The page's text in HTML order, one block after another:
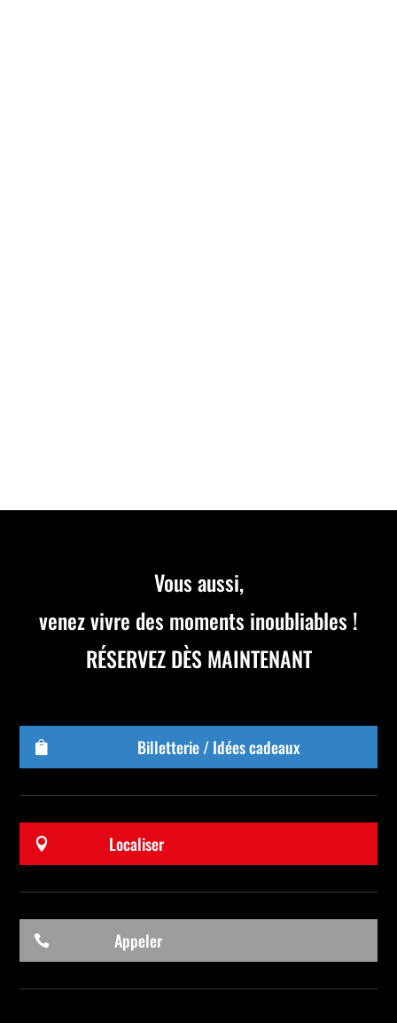
Vous aussi,
venez vivre des moments inoubliables !
RÉSERVEZ DÈS MAINTENANT
 Billetterie / Idées cadeaux
 Localiser
 Appeler